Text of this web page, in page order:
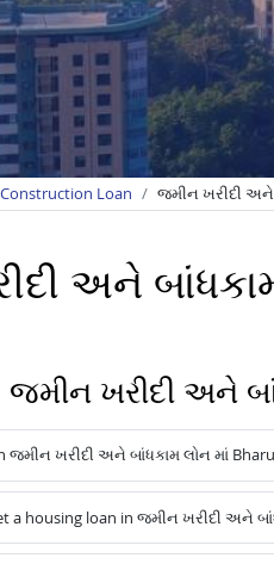
Loan જમીન ખરીદી અને
અને
ખરીદી અને
જમીન ખરીદી અને બાંધકામ લોન માં
a housing loan in જમીન ખરીદી અને